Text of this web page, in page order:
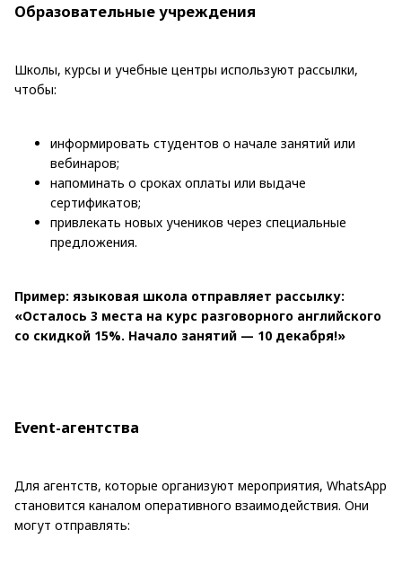
Образовательные учреждения
Школы, курсы и учебные центры используют рассылки,
чтобы:
информировать студентов о начале занятий или
вебинаров;
напоминать о сроках оплаты или выдаче
сертификатов;
привлекать новых учеников через специальные
предложения.
Пример: языковая школа отправляет рассылку:
«Осталось 3 места на курс разговорного английского
со скидкой 15%. Начало занятий — 10 декабря!»
Event-агентства
Для агентств, которые организуют мероприятия, WhatsApp
становится каналом оперативного взаимодействия. Они
могут отправлять: